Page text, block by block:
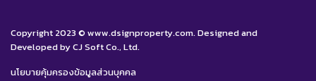
Copyright 2023 © www.dsignproperty.com. Designed and
Developed by CJ Soft Co., Ltd.
นโยบายคุ้มครองข้อมูลส่วนบุคคล